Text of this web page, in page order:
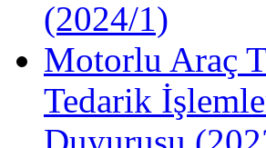
(2024/1)
Motorlu Araç
Tedarik